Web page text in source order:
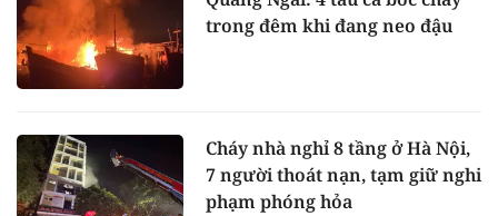
trong đêm khi đang neo đậu
Cháy nhà nghỉ 8 tầng ở Hà Nội,
7 người thoát nạn, tạm giữ nghi
phạm phóng hỏa